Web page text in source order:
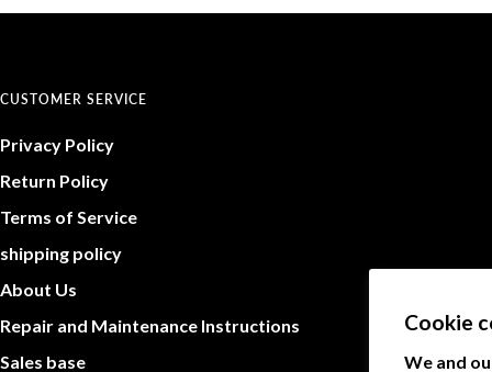
Cookie
We and
CUSTOMER SERVICE
Privacy Policy
Return Policy
Terms of Service
shipping policy
About Us
Repair and Maintenance Instructions
Sales base